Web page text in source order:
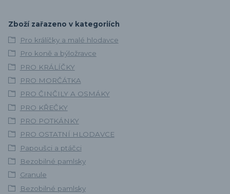
Zboží zařazeno v kategoriích
Pro králíčky a malé hlodavce
Pro koně a býložravce
PRO KRÁLÍČKY
PRO MORČÁTKA
PRO ČINČILY A OSMÁKY
PRO KŘEČKY
PRO POTKÁNKY
PRO OSTATNÍ HLODAVCE
Papoušci a ptáčci
Bezobilné pamlsky
Granule
Bezobilné pamlsky